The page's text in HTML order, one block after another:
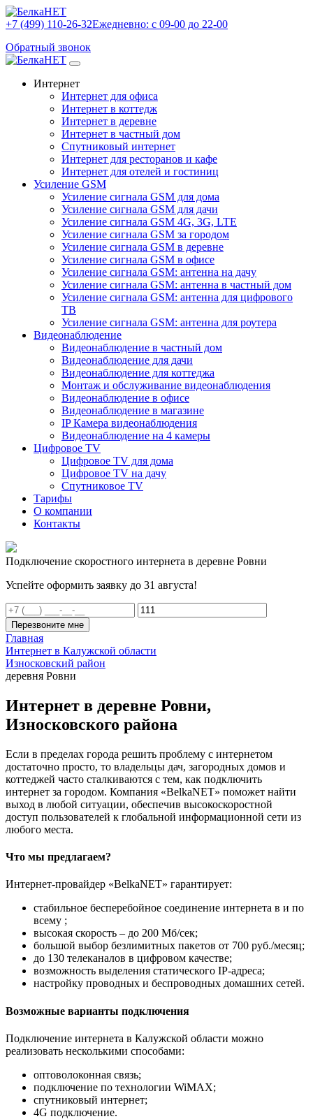
+7 (499) 110-26-32Ежедневно: с 09-00 до 22-00
Обратный звонок
Интернет
Интернет для офиса
Интернет в коттедж
Интернет в деревне
Интернет в частный дом
Спутниковый интернет
Интернет для ресторанов и кафе
Интернет для отелей и гостиниц
Усиление GSM
Усиление сигнала GSM для дома
Усиление сигнала GSM для дачи
Усиление сигнала GSM 4G, 3G, LTE
Усиление сигнала GSM за городом
Усиление сигнала GSM в деревне
Усиление сигнала GSM в офисе
Усиление сигнала GSM: антенна на дачу
Усиление сигнала GSM: антенна в частный дом
Усиление сигнала GSM: антенна для цифрового
ТВ
Усиление сигнала GSM: антенна для роутера
Видеонаблюдение
Видеонаблюдение в частный дом
Видеонаблюдение для дачи
Видеонаблюдение для коттеджа
Монтаж и обслуживание видеонаблюдения
Видеонаблюдение в офисе
Видеонаблюдение в магазине
IP Камера видеонаблюдения
Видеонаблюдение на 4 камеры
Цифровое TV
Цифровое TV для дома
Цифровое TV на дачу
Спутниковое TV
Тарифы
О компании
Контакты
Подключение скоростного интернета в деревне Ровни
Успейте оформить заявку до 31 августа!
Перезвоните мне
Главная
Интернет в Калужской области
Износковский район
деревня Ровни
Интернет в деревне Ровни,
Износковского района
Если в пределах города решить проблему с интернетом
достаточно просто, то владельцы дач, загородных домов и
коттеджей часто сталкиваются с тем, как подключить
интернет за городом. Компания «BelkaNET» поможет найти
выход в любой ситуации, обеспечив высокоскоростной
доступ пользователей к глобальной информационной сети из
любого места.
Что мы предлагаем?
Интернет-провайдер «BelkaNET» гарантирует:
стабильное бесперебойное соединение интернета в и по
всему ;
высокая скорость – до 200 Мб/сек;
большой выбор безлимитных пакетов от 700 руб./месяц;
до 130 телеканалов в цифровом качестве;
возможность выделения статического IP-адреса;
настройку проводных и беспроводных домашних сетей.
Возможные варианты подключения
Подключение интернета в Калужской области можно
реализовать несколькими способами:
оптоволоконная связь;
подключение по технологии WiMAX;
спутниковый интернет;
4G подключение.